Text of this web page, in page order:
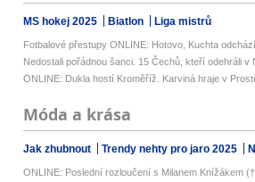
MS hokej 2025 Biatlon Liga mistrů
Fotbalové přestupy ONLINE: Hotovo, Kuchta
Nedostali pořádnou šanci. 15 Čechů, kteří odehráli v
ONLINE: Dukla hostí Kroměříž. Karviná hraje v
Móda a krása
Jak zhubnout Trendy nehty pro jaro 2025
ONLINE: Poslední rozloučení s Milanem Knížákem